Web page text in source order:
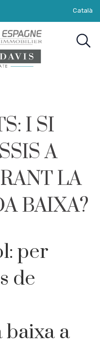
Català
I SI
A
LA
BAIXA?
per
de
a